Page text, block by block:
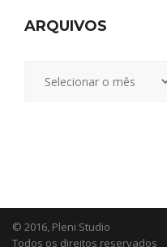
ARQUIVOS
© 2016, Pleni Studio
Todos os direitos reservados